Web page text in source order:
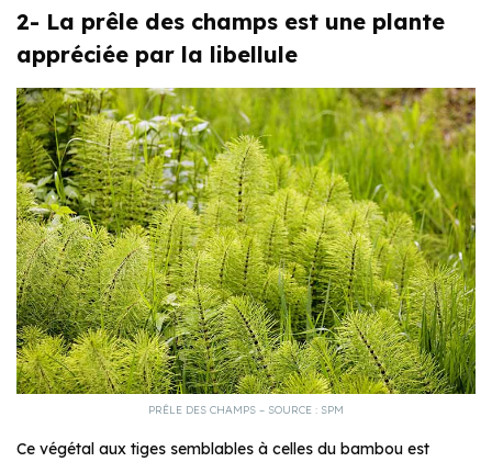
2- La prêle des champs est une plante
appréciée par la libellule
PRÊLE DES CHAMPS – SOURCE : SPM
Ce végétal aux tiges semblables à celles du bambou est